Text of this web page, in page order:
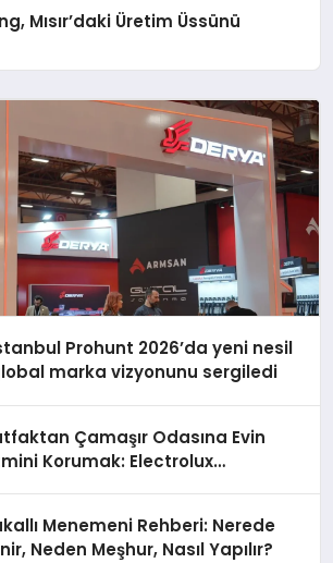
Mısır’daki Üretim Üssünü
Prohunt 2026’da yeni nesil
marka vizyonunu sergiledi
Çamaşır Odasına Evin
Korumak: Electrolux
Menemeni Rehberi: Nerede
Neden Meşhur, Nasıl Yapılır?